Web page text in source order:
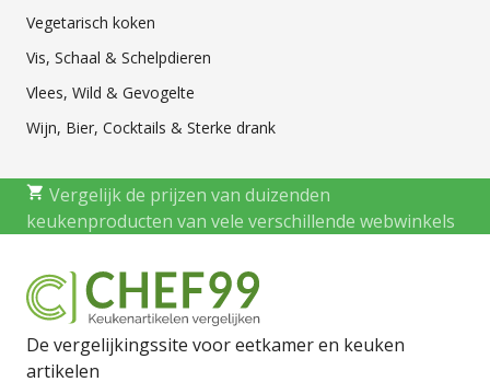
Vegetarisch koken
Vis, Schaal & Schelpdieren
Vlees, Wild & Gevogelte
Wijn, Bier, Cocktails & Sterke drank
Vergelijk de prijzen van duizenden
keukenproducten van vele verschillende webwinkels
De vergelijkingssite voor eetkamer en keuken
artikelen